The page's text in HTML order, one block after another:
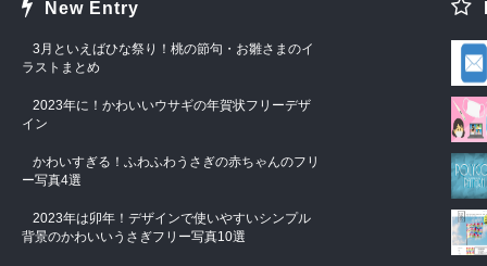
New Entry
3月といえばひな祭り！桃の節句・お雛さまのイ
ラストまとめ
2023年に！かわいいウサギの年賀状フリーデザ
イン
かわいすぎる！ふわふわうさぎの赤ちゃんのフリ
ー写真4選
2023年は卯年！デザインで使いやすいシンプル
背景のかわいいうさぎフリー写真10選